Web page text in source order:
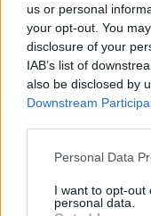
us or personal
your opt-out. You
disclosure of your
IAB’s list of
also be disclosed by
Downstream
Personal Data
I want to opt-out
personal data.
partecipazione
dei tre Paesi
competizione è
Cup di Figi,
nazionale di
sviluppo per i
impegnati con
Pacific Nations